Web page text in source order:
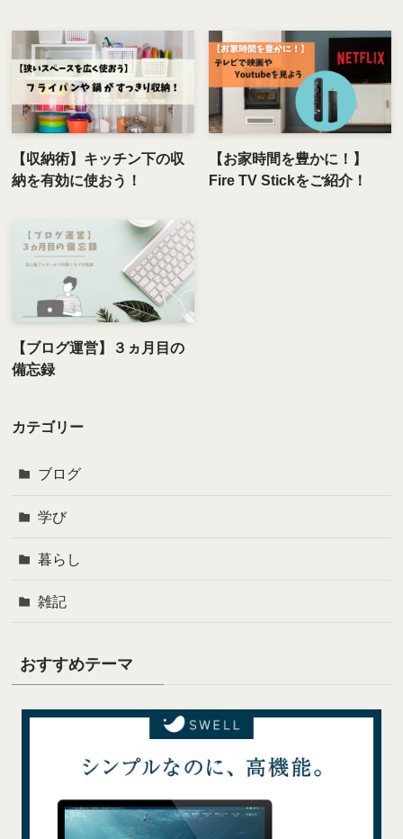
【収納術】キッチン下の収
納を有効に使おう！
【お家時間を豊かに！】
Fire TV Stickをご紹介！
【ブログ運営】３ヵ月目の
備忘録
カテゴリー
ブログ
学び
暮らし
雑記
おすすめテーマ